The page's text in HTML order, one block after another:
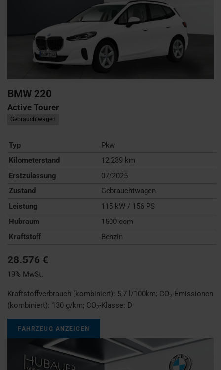
BMW 220
Active Tourer
Gebrauchtwagen
Typ
Pkw
Kilometerstand
12.239 km
Erstzulassung
07/2025
Zustand
Gebrauchtwagen
Leistung
115 kW / 156 PS
Hubraum
1500 ccm
Kraftstoff
Benzin
28.576 €
19% MwSt.
Kraftstoffverbrauch (kombiniert): 5,7 l/100km; CO2-Emissionen
(kombiniert): 130 g/km; CO2-Klasse: D
FAHRZEUG ANZEIGEN